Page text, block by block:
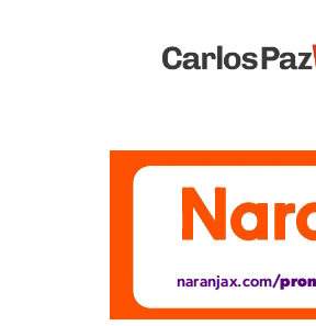
Vivo